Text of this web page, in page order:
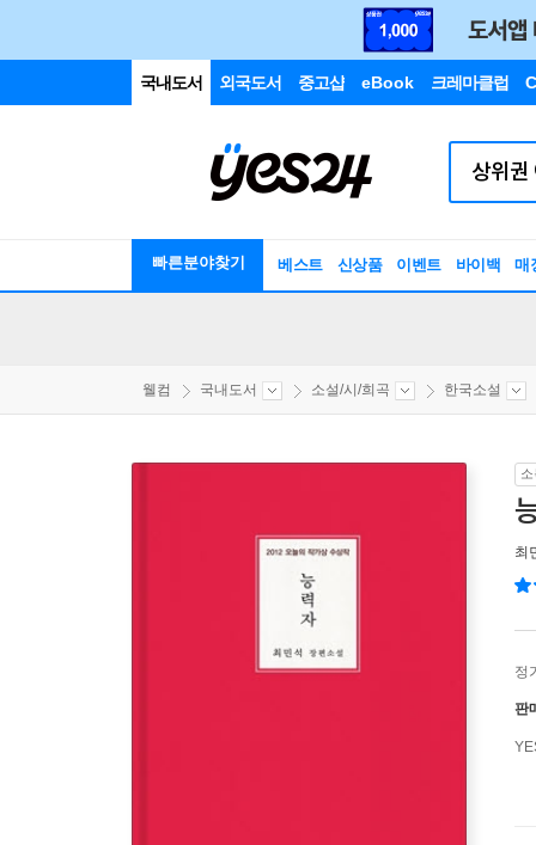
국내도서 외국도서 중고샵 eBook 크레마클럽
빠른분야찾기 베스트 신상품 이벤트 바이백 매
웰컴 국내도서 소설/시/희곡 한국소설
최
정
판